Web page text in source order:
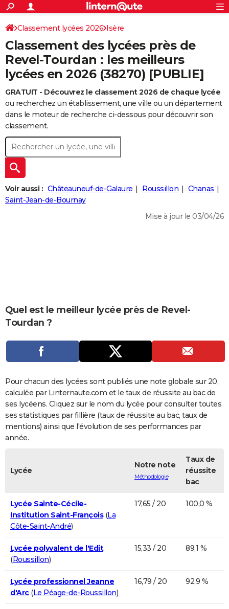
ACTUALITÉS
Politique
Société
Faits Divers
Education
Monde
Villes
+
SPORT
Coupe du monde 2026
Football
Tennis
Cyclisme
Rugby
Forum
CULTURE
Programme TV
TNT
Streaming
Cinéma
Sorties cinéma
Musique
+FINANCE
Retraite
Impôts
Epargne
Immobilier
Risques naturels par ville
Banque
Assurance
Crédit
AUTO
Essais
Réserver un essai
Citadines
Berlines
SUV
Forum auto
+
HIGH-TECH
BRICOLAGE
Forum
Aménagement intérieur
Extérieur
Cuisine
Salle de bains
Jardinage
Rangement
+WEEK-END
Guides de France
Escapades
Patrimoine
Expositions
Musées
Week-end nature
+
LIFESTYLE
Art de vivre
Bien-être
Loisirs
Mode
Modes de vie
+SANTE
Carte de Noël
Carte Bonne année
Carte Saint-Valentin
Carte Pâques
Carte d'anniversaire
DICTIONNAIRE
Dictionnaire
Biographies
Citations
Expressions
Proverbes
PROGRAMME TV
S'inscrire
Se connecter
Lycées
Collèges
Primaires
Universités
Entreprises
Service militaire
Avis de recherche
AVIS DE DÉCÈS
FORUM
Bricolage
Lifestyle
Culture
Sport
Auto
Television
Voyage
Cinema
S'inscrire
Connexion
Classement lycées 2026 Isère
Classement des lycées près de
Revel-Tourdan : les meilleurs
lycées en 2026 (38270) [PUBLIE]
GRATUIT - Découvrez le classement 2026 de chaque lycée
ou recherchez un établissement, une ville ou un département
dans le moteur de recherche ci-dessous pour découvrir son
classement.
Voir aussi : Châteauneuf-de-Galaure Roussillon
Chanas
Saint-Jean-de-Bournay
Mise à jour le 03/04/26
Quel est le meilleur lycée près de Revel-
Tourdan ?
Pour chacun des lycées sont publiés une note globale sur 20,
calculée par Linternaute.com et le taux de réussite au bac de
ses lycéens. Cliquez sur le nom du lycée pour consulter toutes
ses statistiques par fillière (taux de réussite au bac, taux de
mentions) ainsi que l'évolution de ses performances par
année.
Lycée
Notre note
Méthodologie
Taux de
réussite
bac
Lycée Sainte-Cécile-
Institution Saint-François(La
Côte-Saint-André)
17,65 / 20 100,0 %
Lycée polyvalent de l'Edit
(Roussillon)
15,33 / 20 89,1 %
Lycée professionnel Jeanne
d'Arc(Le Péage-de-Roussillon)
16,79 / 20 92,9 %